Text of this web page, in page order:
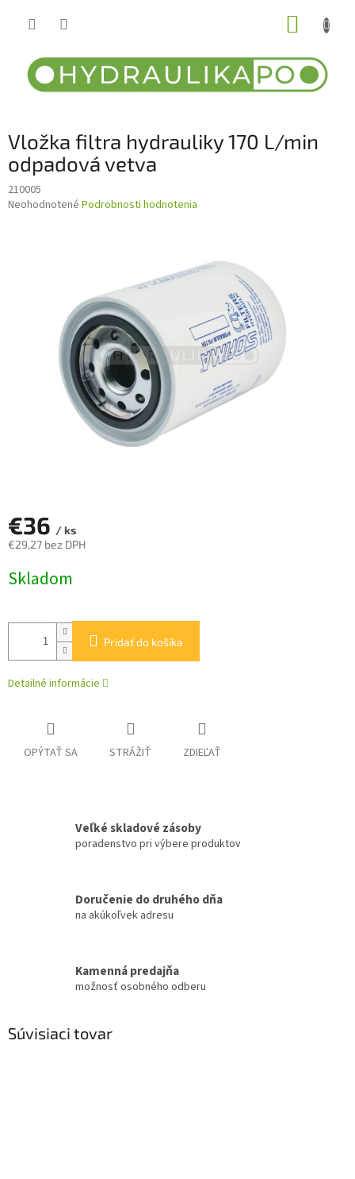
Vložka filtra hydrauliky 170 L/min
odpadová vetva
210005
Priemerné
Neohodnotené Podrobnosti hodnotenia
€36 / ks
€29,27 bez DPH
cena:
Skladom
Pridať do košíka
Detailné informácie
OPÝTAŤ SA STRÁŽIŤ ZDIEĽAŤ
Veľké skladové zásoby
poradenstvo pri výbere produktov
Doručenie do druhého dňa
na akúkoľvek adresu
Kamenná predajňa
možnosť osobného odberu
Súvisiaci tovar